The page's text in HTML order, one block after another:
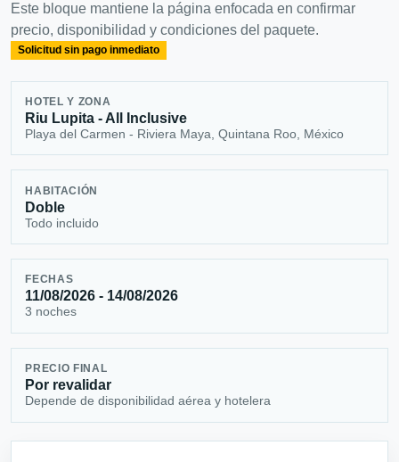
Este bloque mantiene la página enfocada en confirmar
precio, disponibilidad y condiciones del paquete.
Solicitud sin pago inmediato
HOTEL Y ZONA
Riu Lupita - All Inclusive
Playa del Carmen - Riviera Maya, Quintana Roo, México
HABITACIÓN
Doble
Todo incluido
FECHAS
11/08/2026 - 14/08/2026
3 noches
PRECIO FINAL
Por revalidar
Depende de disponibilidad aérea y hotelera